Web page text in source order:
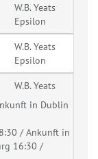
W.B. Yeats
Epsilon
W.B. Yeats
Epsilon
W.B. Yeats
in Dublin
/ Ankunft in
16:30 /